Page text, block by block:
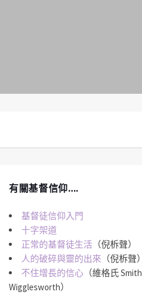
有關基督信仰….
基督徒信仰入門
十字架道
正常的基督徒生活 （倪柝聲）
人的破碎與靈的出來 （倪柝聲）
不住增長的信心 （維格氏 Smith
Wigglesworth）